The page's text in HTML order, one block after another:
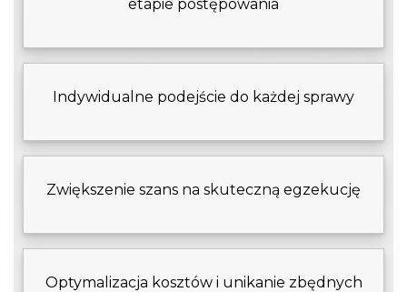
etapie postępowania
Indywidualne podejście do każdej sprawy
Zwiększenie szans na skuteczną egzekucję
Optymalizacja kosztów i unikanie zbędnych